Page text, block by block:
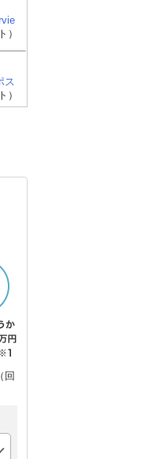
ズキ アルトラパン
）
ス
）
回